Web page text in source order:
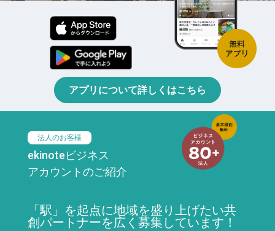
アプリについて詳しくはこちら
法人のお客様
ekinoteビジネス
アカウントのご紹介
「駅」を起点に地域を盛り上げたい共
創パートナーを広く募集しています！